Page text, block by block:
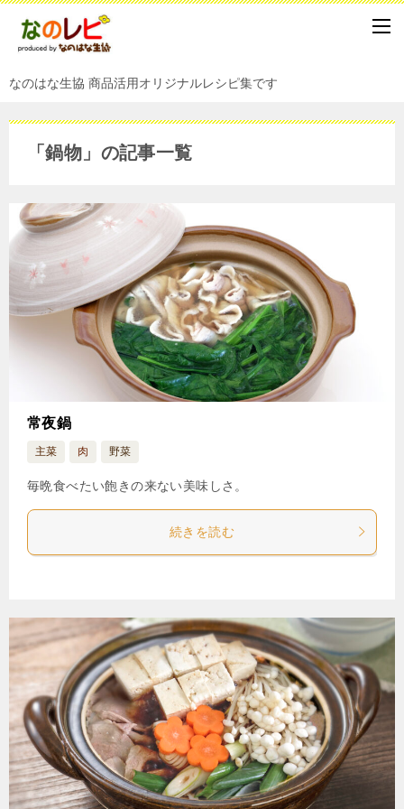
なのはな生協 商品活用オリジナルレシピ集です
「鍋物」の記事一覧
常夜鍋
主菜 肉 野菜
毎晩食べたい飽きの来ない美味しさ。
続きを読む